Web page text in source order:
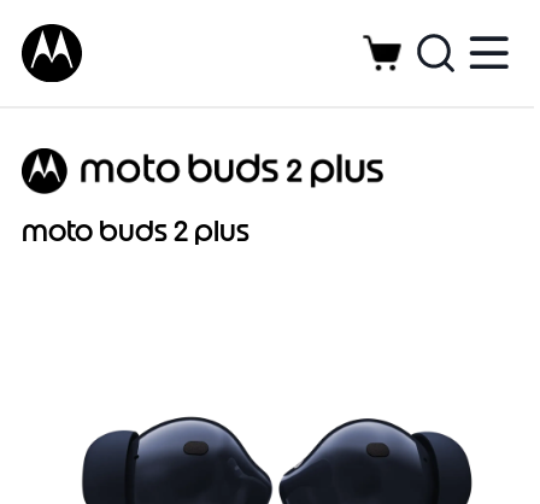
moto buds 2 plus